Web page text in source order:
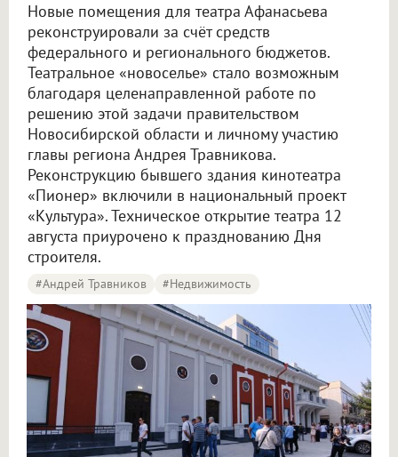
Новые помещения для театра Афанасьева
реконструировали за счёт средств
федерального и регионального бюджетов.
Театральное «новоселье» стало возможным
благодаря целенаправленной работе по
решению этой задачи правительством
Новосибирской области и личному участию
главы региона Андрея Травникова.
Реконструкцию бывшего здания кинотеатра
«Пионер» включили в национальный проект
«Культура». Техническое открытие театра 12
августа приурочено к празднованию Дня
строителя.
#Андрей Травников #Недвижимость